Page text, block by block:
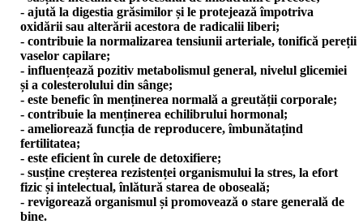
- ajută la digestia grăsimilor și le protejează împotriva
oxidării sau alterării acestora de radicalii liberi;
- contribuie la normalizarea tensiunii arteriale, tonifică pereții
vaselor capilare;
- influențează pozitiv metabolismul general, nivelul glicemiei
și a colesterolului din sânge;
- este benefic în menținerea normală a greutății corporale;
- contribuie la menținerea echilibrului hormonal;
- ameliorează funcția de reproducere, îmbunătațind
fertilitatea;
- este eficient în curele de detoxifiere;
- susține creșterea rezistenței organismului la stres, la efort
fizic și intelectual, înlătură starea de oboseală;
- revigorează organismul și promovează o stare generală de
bine.